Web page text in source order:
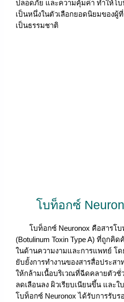
ปลอดภัย และความคุ้มค่า ทำให้โบ
เป็นหนึ่งในตัวเลือกยอดนิยมของผู้
เป็นธรรมชาติ
โบท็อกซ์
โบท็อกซ์ Neuronox คือสารโบ
(Botulinum Toxin Type A) ที่ถูกคิ
ในด้านความงามและการแพทย์ โ
ยับยั้งการทำงานของสารสื่อประส
ให้กล้ามเนื้อบริเวณที่ฉีดคลายตัวชั่
ลดเลือนลง ผิวเรียบเนียนขึ้น และ
โบท็อกซ์ Neuronox ได้รับการรับร